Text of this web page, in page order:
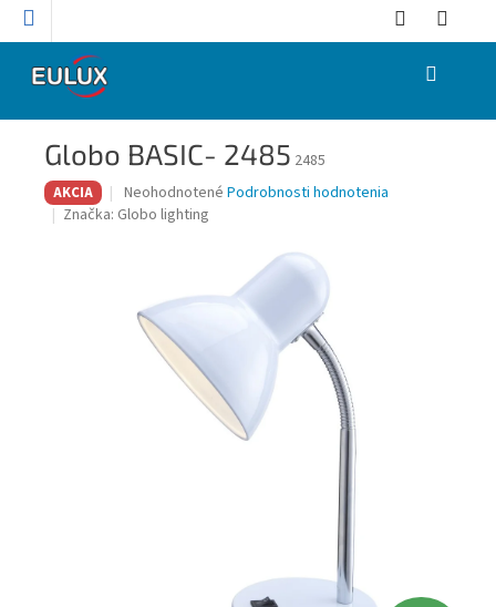
Prejsť
NÁKUPNÝ
Globo BASIC- 2485 2485
AKCIA
Priemerné
hodnotenie
hviezdičiek.
Neohodnotené Podrobnosti hodnotenia
Značka: Globo lighting